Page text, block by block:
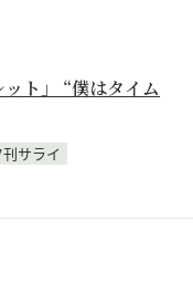
ット」 “僕はタイム
刊サライ